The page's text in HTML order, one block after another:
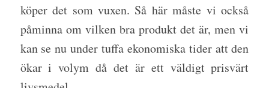
köper det som vuxen. Så här måste vi också
påminna om vilken bra produkt det är, men vi
kan se nu under tuffa ekonomiska tider att den
ökar i volym då det är ett väldigt prisvärt